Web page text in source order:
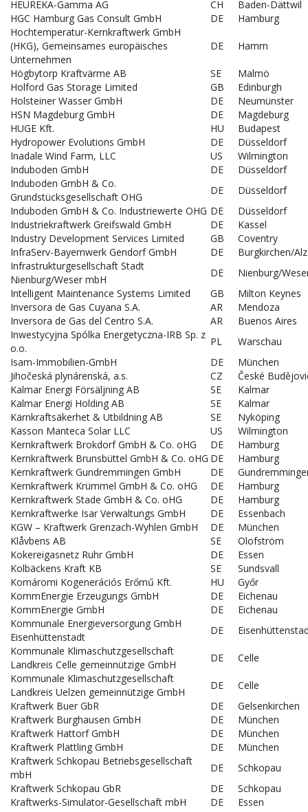
HEUREKA-Gamma AG
CH
Baden-Dättwil
HGC Hamburg Gas Consult GmbH
DE
Hamburg
Hochtemperatur-Kernkraftwerk GmbH
(HKG), Gemeinsames europäisches
Unternehmen
DE Hamm
Högbytorp Kraftvärme AB SE
Malmö
Holford Gas Storage Limited
GB
Edinburgh
Holsteiner Wasser GmbH
DE
Neumünster
HSN Magdeburg GmbH
DE
Magdeburg
HUGE Kft.
HU
Budapest
Hydropower Evolutions GmbH
DE
Düsseldorf
Inadale Wind Farm, LLC
US
Wilmington
Induboden GmbH
DE
Düsseldorf
Induboden GmbH & Co.
Grundstücksgesellschaft OHG
DE
Düsseldorf
Induboden GmbH & Co. Industriewerte OHG DE
Düsseldorf
Industriekraftwerk Greifswald GmbH
DE
Kassel
Industry Development Services Limited
GB
Coventry
InfraServ-Bayernwerk Gendorf GmbH
DE
Burgkirchen/Alz
Infrastrukturgesellschaft Stadt
Nienburg/Weser mbH
DE
Nienburg/
Intelligent Maintenance Systems Limited
GB
Milton Keynes
Inversora de Gas Cuyana S.A.
AR
Mendoza
Inversora de Gas del Centro S.A.
AR
Buenos Aires
Inwestycyjna Spólka Energetyczna-IRB Sp. z
o.o.
PL
Warschau
Isam-Immobilien-GmbH
DE
München
Jihočeská plynárenská, a.s.
CZ
České
Kalmar Energi Försäljning AB
SE
Kalmar
Kalmar Energi Holding AB
SE
Kalmar
Kärnkraftsäkerhet & Utbildning AB
SE
Nyköping
Kasson Manteca Solar LLC
US
Wilmington
Kernkraftwerk Brokdorf GmbH & Co. oHG
DE
Hamburg
Kernkraftwerk Brunsbüttel GmbH & Co. oHG DE
Hamburg
Kernkraftwerk Gundremmingen GmbH
DE
Kernkraftwerk Krümmel GmbH & Co. oHG
DE
Hamburg
Kernkraftwerk Stade GmbH & Co. oHG
DE
Hamburg
Kernkraftwerke Isar Verwaltungs GmbH
DE
Essenbach
KGW – Kraftwerk Grenzach-Wyhlen GmbH
DE
München
Klåvbens AB
SE
Olofström
Kokereigasnetz Ruhr GmbH
DE
Essen
Kolbäckens Kraft KB
SE
Sundsvall
Komáromi Kogenerációs Erőmű Kft.
HU
Győr
KommEnergie Erzeugungs GmbH
DE
Eichenau
KommEnergie GmbH
DE
Eichenau
Kommunale Energieversorgung GmbH
Eisenhüttenstadt
DE
Kommunale Klimaschutzgesellschaft
Landkreis Celle gemeinnützige GmbH
DE
Celle
Kommunale Klimaschutzgesellschaft
Landkreis Uelzen gemeinnützige GmbH
DE
Celle
Kraftwerk Buer GbR
DE
Gelsenkirchen
Kraftwerk Burghausen GmbH
DE
München
Kraftwerk Hattorf GmbH
DE
München
Kraftwerk Plattling GmbH
DE
München
Kraftwerk Schkopau Betriebsgesellschaft
mbH
DE
Schkopau
Kraftwerk Schkopau GbR
DE
Schkopau
Kraftwerks-Simulator-Gesellschaft mbH
DE
Essen